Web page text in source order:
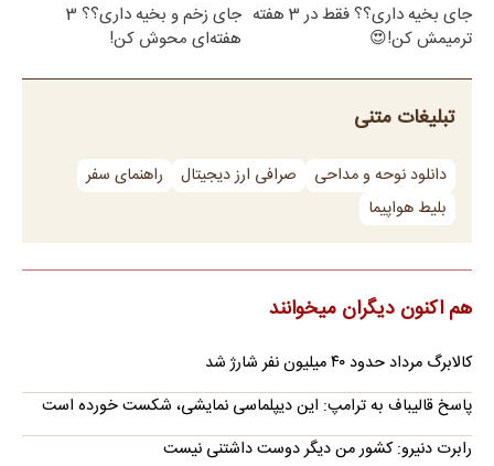
جای بخیه داری؟؟ فقط در 3 هفته
ترمیمش کن!😍
جای زخم و بخیه داری؟؟ 3
هفته‌ای محوش کن!
تبلیغات متنی
دانلود نوحه و مداحی صرافی ارز دیجیتال
راهنمای سفر
بلیط هواپیما
هم اکنون دیگران میخوانند
کالابرگ مرداد حدود ۴۰‌ میلیون نفر شارژ شد
پاسخ قالیباف به ترامپ: این دیپلماسی نمایشی، شکست خورده است
رابرت دنیرو: کشور من دیگر دوست داشتنی نیست